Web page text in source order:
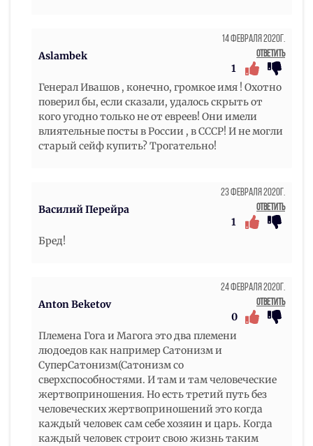
Aslambek
14 Февраля 2020г.
Ответить
1
Генерал Ивашов , конечно, громкое имя ! Охотно
поверил бы, если сказали, удалось скрыть от
кого угодно только не от евреев! Они имели
влиятельные посты в России , в СССР! И не могли
старый сейф купить? Трогательно!
Василий Перейра
23 Февраля 2020г.
Ответить
1
Бред!
Anton Beketov
24 Февраля 2020г.
Ответить
0
Племена Гога и Магога это два племени
людоедов как например Сатонизм и
СуперСатонизм(Сатонизм со
сверхспособностями. И там и там человеческие
жертвоприношения. Но есть третий путь без
человеческих жертвоприношений это когда
каждый человек сам себе хозяин и царь. Когда
каждый человек строит свою жизнь таким